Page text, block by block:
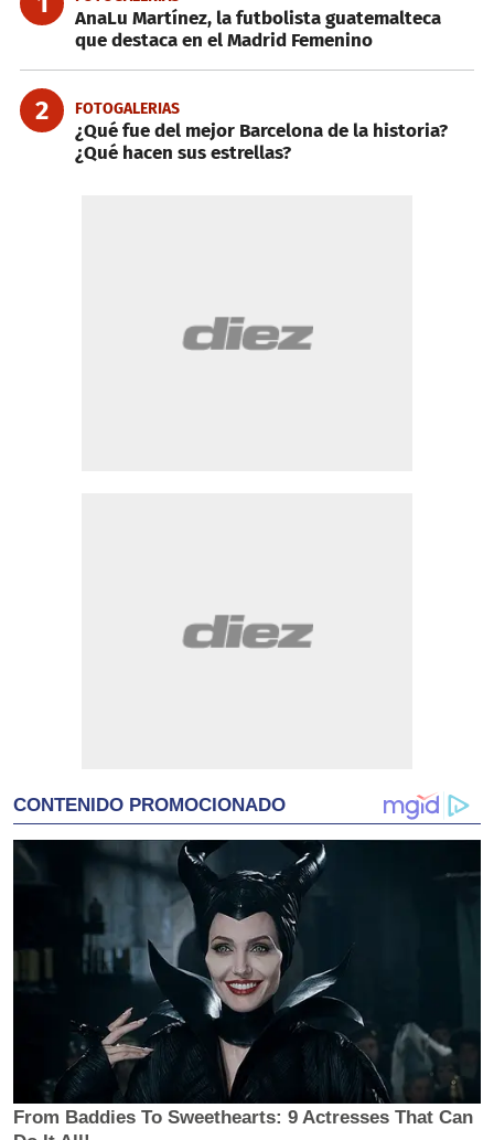
AnaLu Martínez, la futbolista guatemalteca
que destaca en el Madrid Femenino
2 FOTOGALERIAS
¿Qué fue del mejor Barcelona de la historia?
¿Qué hacen sus estrellas?